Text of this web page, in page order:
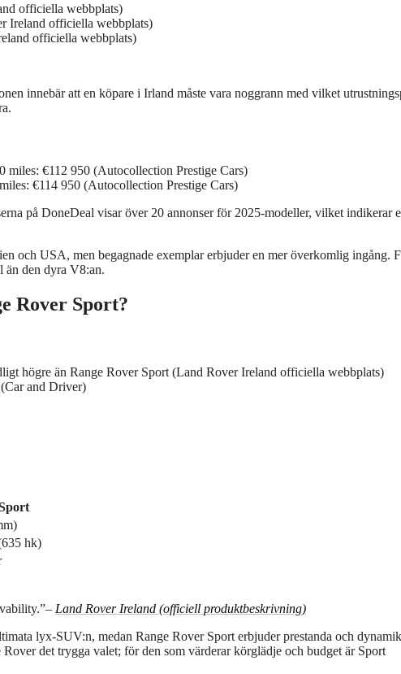
officiella webbplats)
Ireland officiella webbplats)
officiella webbplats)
innebär att en köpare i Irland måste vara noggrann med vilket
miles: €112 950 (Autocollection Prestige Cars)
€114 950 (Autocollection Prestige Cars)
på DoneDeal visar över 20 annonser för 2025-modeller, vilket indikerar
och USA, men begagnade exemplar erbjuder en mer överkomlig ingång.
än den dyra V8:an.
Rover Sport?
högre än Range Rover Sport (Land Rover Ireland officiella webbplats)
and Driver)
hk)
– Land Rover Ireland (officiell produktbeskrivning)
lyx-SUV:n, medan Range Rover Sport erbjuder prestanda och
det trygga valet; för den som värderar körglädje och budget är Sport